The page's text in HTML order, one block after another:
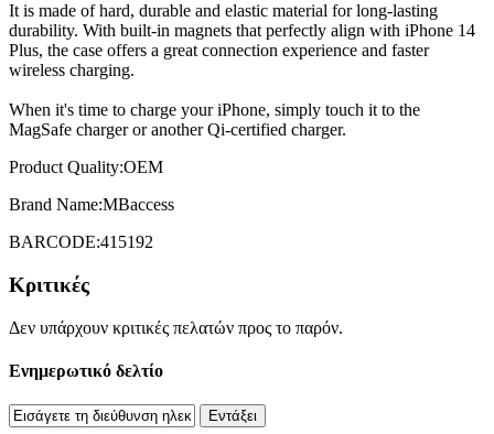
It is made of hard, durable and elastic material for long-lasting
durability. With built-in magnets that perfectly align with iPhone 14
Plus, the case offers a great connection experience and faster
wireless charging.
When it's time to charge your iPhone, simply touch it to the
MagSafe charger or another Qi-certified charger.
Product Quality:OEM
Brand Name:MBaccess
BARCODE:415192
Κριτικές
Δεν υπάρχουν κριτικές πελατών προς το παρόν.
Ενημερωτικό δελτίο
Εντάξει